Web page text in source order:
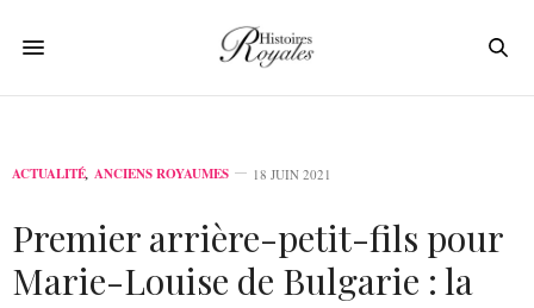
ACTUALITÉ, ANCIENS ROYAUMES 18 JUIN 2021
Premier arrière-petit-fils pour
Marie-Louise de Bulgarie : la